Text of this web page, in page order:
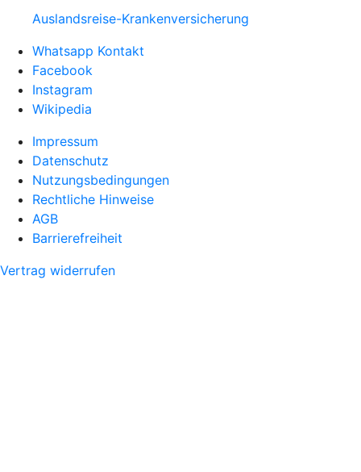
Auslandsreise-Krankenversicherung
Whatsapp Kontakt
Facebook
Instagram
Wikipedia
Impressum
Datenschutz
Nutzungsbedingungen
Rechtliche Hinweise
AGB
Barrierefreiheit
Vertrag widerrufen